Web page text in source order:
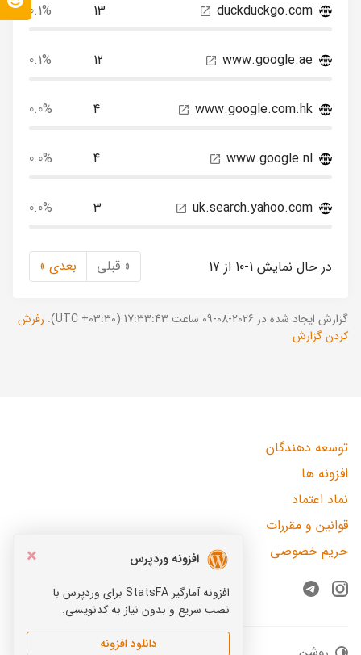
duckduckgo.com
13
0.1%
www.google.ae
12
0.1%
www.google.com.hk
4
0.0%
www.google.nl
4
0.0%
uk.search.yahoo.com
3
0.0%
در حال نمایش 1-10 از 17 « قبلی بعدی »
گزارش ایجاد شده در 2026-08-09 ساعت 17:33:43 (UTC +03:30).
رفرش
کردن گزارش
×
افزونه وردپرس
افزونه آمارگیر StatsFA برای وردپرس با
نصب سریع و بدون نیاز به کدنویسی.
دانلود افزونه
توسعه دهندگان
افزونه ها
نماد اعتماد
قوانین و مقررات
حریم خصوصی
Instagram
Telegram